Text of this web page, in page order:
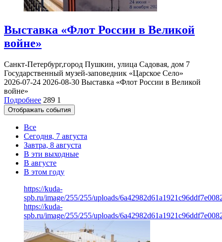
Выставка «Флот России в Великой
войне»
Санкт-Петербург,город Пушкин, улица Садовая, дом 7
Государственный музей-заповедник «Царское Село»
2026-07-24 2026-08-30 Выставка «Флот России в Великой
войне»
Подробнее 289 1
Отображать события
Все
Сегодня, 7 августа
Завтра, 8 августа
В эти выходные
В августе
В этом году
https://kuda-
spb.ru/image/255/255/uploads/
https://kuda-
spb.ru/image/255/255/uploads/